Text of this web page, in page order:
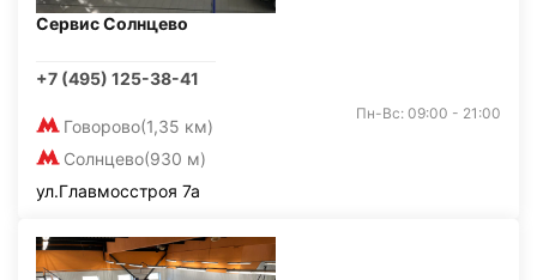
Сервис Солнцево
+7 (495) 125-38-41
Говорово(1,35 км)
Солнцево(930 м)
Пн-Вс: 09:00 - 21:00
ул.Главмосстроя 7а